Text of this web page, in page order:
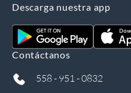
Descarga nuestra app
Contáctanos
558 - 951 - 0832